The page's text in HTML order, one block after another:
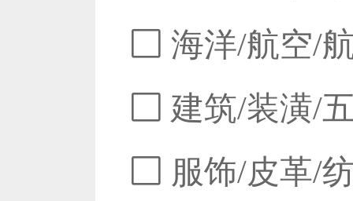
海洋/航空/
建筑/装潢/
服饰/皮革/